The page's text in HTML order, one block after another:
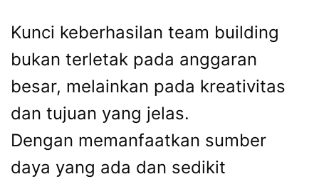
Kunci keberhasilan team building
bukan terletak pada anggaran
besar, melainkan pada kreativitas
dan tujuan yang jelas.
Dengan memanfaatkan sumber
daya yang ada dan sedikit